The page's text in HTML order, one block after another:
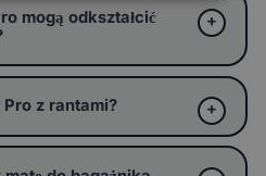
mogą odkształcić
Pro z rantami?